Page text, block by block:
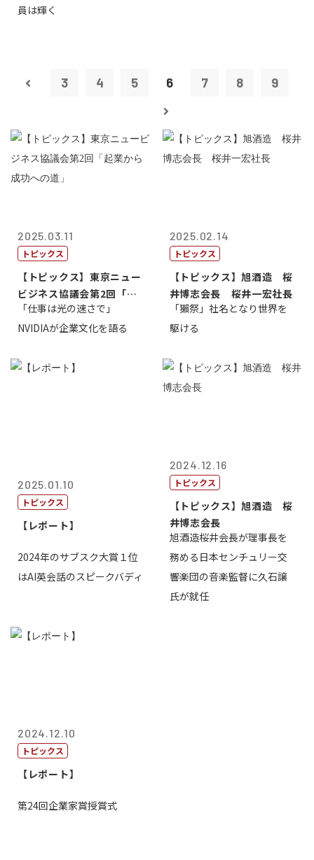
員は輝く
3 4 5 6 7 8 9
2025.03.11
トピックス
【トピックス】東京ニュー
ビジネス協議会第2回「起
業から成功へ...
「仕事は光の速さで」
NVIDIAが企業文化を語る
2025.02.14
トピックス
【トピックス】旭酒造 桜
井博志会長 桜井一宏社長
「獺祭」社名となり世界を
駆ける
2025.01.10
トピックス
【レポート】
2024年のサブスク大賞１位
はAI英会話のスピークバディ
2024.12.16
トピックス
【トピックス】旭酒造 桜
井博志会長
旭酒造桜井会長が理事長を
務める日本センチュリー交
響楽団の音楽監督に久石譲
氏が就任
2024.12.10
トピックス
【レポート】
第24回企業家賞授賞式